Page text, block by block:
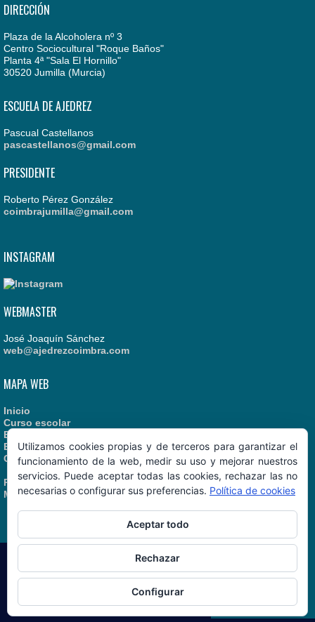
DIRECCIÓN
Plaza de la Alcoholera nº 3
Centro Sociocultural "Roque Baños"
Planta 4ª "Sala El Hornillo"
30520 Jumilla (Murcia)
ESCUELA DE AJEDREZ
Pascual Castellanos
pascastellanos@gmail.com
PRESIDENTE
Roberto Pérez González
coimbrajumilla@gmail.com
INSTAGRAM
WEBMASTER
José Joaquín Sánchez
web@ajedrezcoimbra.com
MAPA WEB
Inicio
Curso escolar
Estatutos
Enlaces recomendados
Contacto
Política de Cookies
Manual de Identidad
AjedrezCoimbra.com
© 06/08/2026
Utilizamos cookies propias y de terceros para garantizar el
funcionamiento de la web, medir su uso y mejorar nuestros
servicios. Puede aceptar todas las cookies, rechazar las no
necesarias o configurar sus preferencias. Política de cookies
Aceptar todo
Rechazar
Configurar